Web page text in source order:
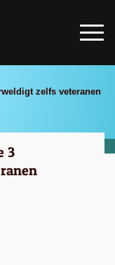
zelfs veteranen
3